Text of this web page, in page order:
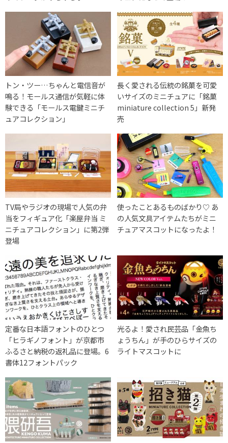
トン・ツー…ちゃんと電信音が
鳴る！モールス通信が気軽に体
験できる「モールス電鍵ミニチ
ュアコレクション」
長く愛される伝統の銘菓を可愛
いサイズのミニチュアに「銘菓
miniature collection 5」新発
売
TV局やラジオの現場で人気の弁
当をフィギュア化「楽屋弁当 ミ
ニチュアコレクション」に第2弾
登場
使ったことあるものばかり♡ あ
の人気文具アイテムたちがミニ
チュアマスコットになったよ！
定番な日本語フォントのひとつ
「ヒラギノフォント」が京都市
ふるさと納税の返礼品に登場。6
書体12フォントパック
光るよ！愛され民芸品「金魚ち
ょうちん」が手のひらサイズの
ライトマスコットに